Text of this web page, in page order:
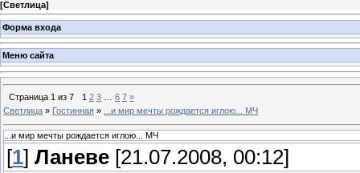
[Светлица]
Форма входа
Меню сайта
Страница 1 из 7 1 2 3 6 7 »
Светлица » Гостинная » ...и мир мечты рождается иглою... МЧ
...и мир мечты рождается иглою... МЧ
[1] Ланеве [21.07.2008, 00:12]